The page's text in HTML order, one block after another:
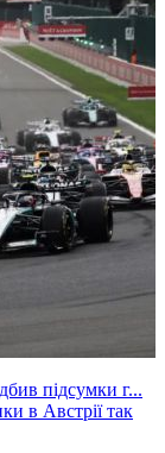
в Австрії так